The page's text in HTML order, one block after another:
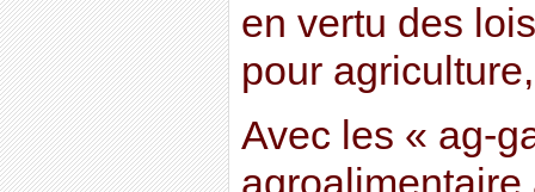
en vertu des
pour
Avec les « ag-